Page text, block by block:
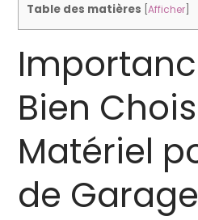
Table des matières [Afficher
Bien
Matériel
de Garage